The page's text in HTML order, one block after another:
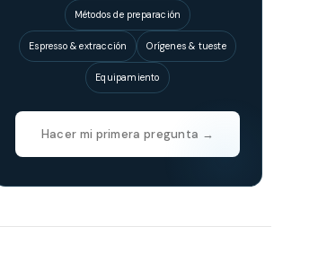
Métodos de preparación
Espresso & extracción Orígenes & tueste
Equipamiento
Hacer mi primera pregunta →